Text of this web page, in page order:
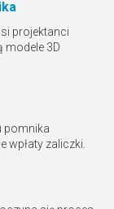
projektanci
modele 3D
pomnika
wpłaty zaliczki.